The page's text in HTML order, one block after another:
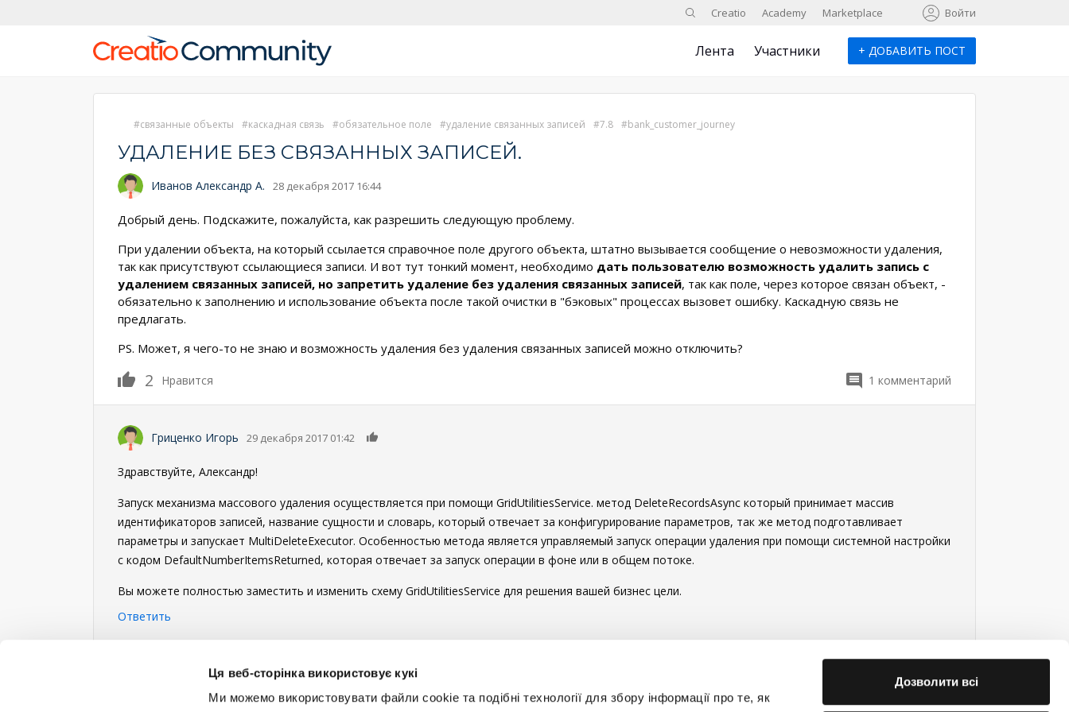
Ця веб-сторінка використовує кукі
Ми можемо використовувати файли cookie та подібні технології для збору інформації про те, як
Дозволити всі
ПоискCreatio Academy Marketplace Войти
Лента Участники + ДОБАВИТЬ ПОСТ
связанные объекты каскадная связь обязательное поле удаление связанных записей 7.8 bank_customer_journey
УДАЛЕНИЕ БЕЗ СВЯЗАННЫХ ЗАПИСЕЙ.
Иванов Александр А. 28 декабря 2017 16:44
Добрый день. Подскажите, пожалуйста, как разрешить следующую проблему.
При удалении объекта, на который ссылается справочное поле другого объекта, штатно вызывается сообщение о невозможности удаления,
так как присутствуют ссылающиеся записи. И вот тут тонкий момент, необходимо дать пользователю возможность удалить запись с
удалением связанных записей, но запретить удаление без удаления связанных записей, так как поле, через которое связан объект, -
обязательно к заполнению и использование объекта после такой очистки в "бэковых" процессах вызовет ошибку. Каскадную связь не
предлагать.
PS. Может, я чего-то не знаю и возможность удаления без удаления связанных записей можно отключить?
2 Нравится 1 комментарий
Гриценко Игорь 29 декабря 2017 01:42
Здравствуйте, Александр!
Запуск механизма массового удаления осуществляется при помощи GridUtilitiesService. метод DeleteRecordsAsync который принимает массив
идентификаторов записей, название сущности и словарь, который отвечает за конфигурирование параметров, так же метод подготавливает
параметры и запускает MultiDeleteExecutor. Особенностью метода является управляемый запуск операции удаления при помощи системной настройки
с кодом DefaultNumberItemsReturned, которая отвечает за запуск операции в фоне или в общем потоке.
Вы можете полностью заместить и изменить схему GridUtilitiesService для решения вашей бизнес цели.
Ответить